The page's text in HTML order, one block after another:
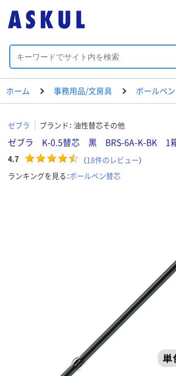
ホーム 事務用品/文房具 ボールペン
ゼブラ ブランド： 油性替芯その他
ゼブラ K-0.5替芯 黒 BRS-6A-K-BK 1箱
4.7 （18件のレビュー）
ランキングを見る：ボールペン替芯